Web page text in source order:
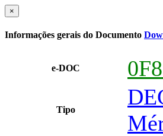
×
Informações gerais do Documento
e-DOC
Tipo